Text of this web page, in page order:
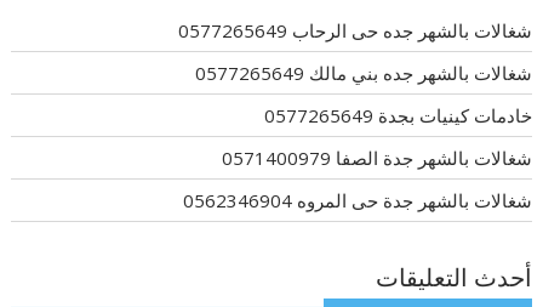
شغالات بالشهر جده حى الرحاب 0577265649
شغالات بالشهر جده بني مالك 0577265649
خادمات كينيات بجدة 0577265649
شغالات بالشهر جدة الصفا 0571400979
شغالات بالشهر جدة حى المروه 0562346904
أحدث التعليقات